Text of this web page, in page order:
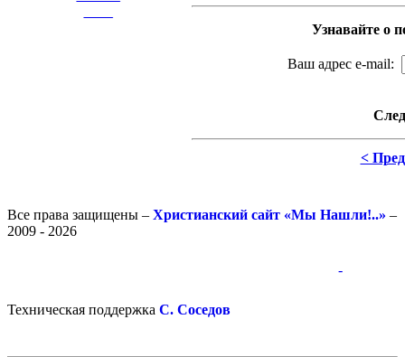
Узнавайте о
Ваш адрес e-mail:
<
Все права защищены – Христианский сайт «Мы Нашли!..» –
2009 - 2026
-
Техническая поддержка С. Соседов